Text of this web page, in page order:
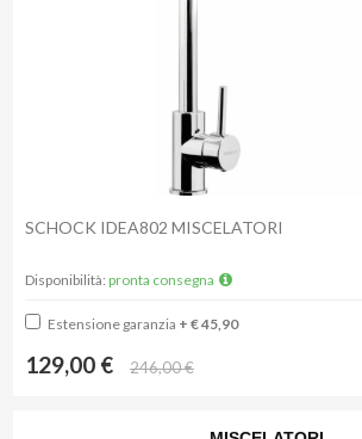
SCHOCK IDEA802 MISCELATORI
Disponibilità: pronta consegna
Estensione garanzia + € 45,90
129,00 € 246,00 €